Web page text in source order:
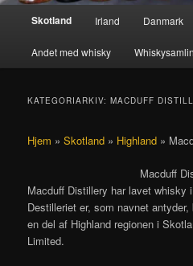
Hovedmenu
Skotland Irland Danmark
Andet med whisky
KATEGORIARKIV:MACDUFF
Hjem »Skotland » Highland »
Macduff
Macduff Distillery har lavet whisky
Destilleriet er, som navnet
en del af Highland regionen i
Limited.